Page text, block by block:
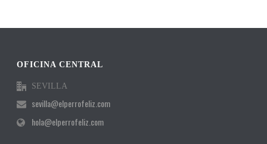
OFICINA CENTRAL
SEVILLA
sevilla@elperrofeliz.com
hola@elperrofeliz.com